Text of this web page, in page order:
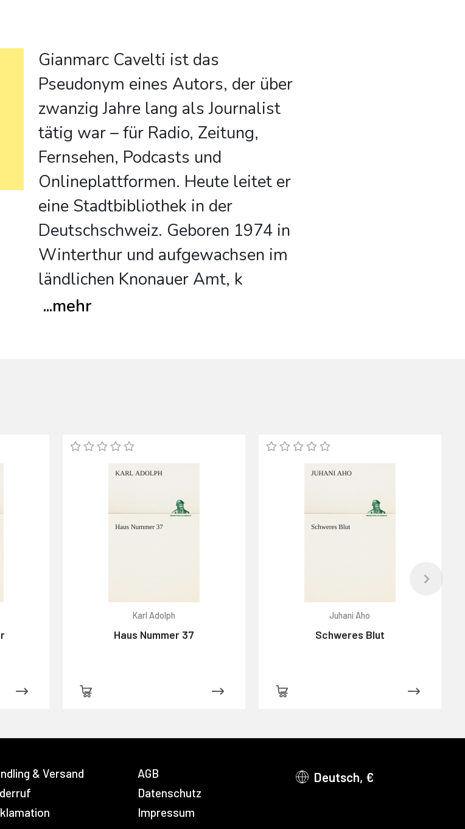
Gianmarc Cavelti ist das
Pseudonym eines Autors, der über
zwanzig Jahre lang als Journalist
tätig war – für Radio, Zeitung,
Fernsehen, Podcasts und
Onlineplattformen. Heute leitet er
eine Stadtbibliothek in der
Deutschschweiz. Geboren 1974 in
Winterthur und aufgewachsen im
ländlichen Knonauer Amt, k
...mehr
Karl Adolph
Haus Nummer 37
Juhani Aho
Schweres Blut
& Versand
AGB
Datenschutz
Impressum
Deutsch, €